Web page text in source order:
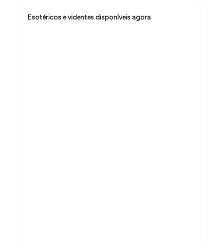
e
Esotéricos e videntes disponíveis agora